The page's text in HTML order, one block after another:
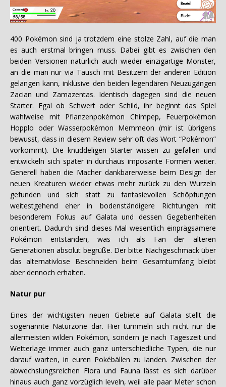
400 Pokémon sind ja trotzdem eine stolze Zahl, auf die man
es auch erstmal bringen muss. Dabei gibt es zwischen den
beiden Versionen natürlich auch wieder einzigartige Monster,
an die man nur via Tausch mit Besitzern der anderen Edition
gelangen kann, inklusive den beiden legendären Neuzugängen
Zacian und Zamazentas. Identisch dagegen sind die neuen
Starter. Egal ob Schwert oder Schild, ihr beginnt das Spiel
wahlweise mit Pflanzenpokémon Chimpep, Feuerpokémon
Hopplo oder Wasserpokémon Memmeon (mir ist übrigens
bewusst, dass in diesem Review sehr oft das Wort “Pokémon”
vorkommt). Die knuddeligen Starter wissen zu gefallen und
entwickeln sich später in durchaus imposante Formen weiter.
Generell haben die Macher dankbarerweise beim Design der
neuen Kreaturen wieder etwas mehr zurück zu den Wurzeln
gefunden und sich statt zu fantasievollen Schöpfungen
weitestgehend eher in bodenständigere Richtungen mit
besonderem Fokus auf Galata und dessen Gegebenheiten
orientiert. Dadurch sind dieses Mal wesentlich einprägsamere
Pokémon entstanden, was ich als Fan der älteren
Generationen absolut begrüße. Der bitte Nachgeschmack über
das alternativlose Beschneiden beim Gesamtumfang bleibt
aber dennoch erhalten.
Natur pur
Eines der wichtigsten neuen Gebiete auf Galata stellt die
sogenannte Naturzone dar. Hier tummeln sich nicht nur die
allermeisten wilden Pokémon, sondern je nach Tageszeit und
Wetterlage immer auch ganz unterschiedliche Typen, die nur
darauf warten, in euren Pokébällen zu landen. Zwischen der
abwechslungsreichen Flora und Fauna lässt es sich darüber
hinaus auch ganz vorzüglich leveln, weil alle paar Meter schon